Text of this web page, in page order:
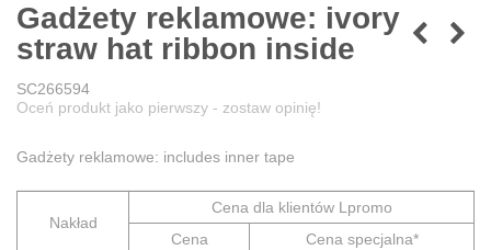
Gadżety reklamowe: ivory
straw hat ribbon inside
SC266594
Oceń produkt jako pierwszy - zostaw opinię!
Gadżety reklamowe: includes inner tape
Nakład
Cena dla klientów Lpromo
Cena
Cena specjalna*